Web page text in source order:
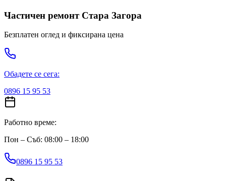
Частичен ремонт Стара Загора
Безплатен оглед и фиксирана цена
Обадете се сега:
0896 15 95 53
Работно време:
Пон – Съб: 08:00 – 18:00
0896 15 95 53